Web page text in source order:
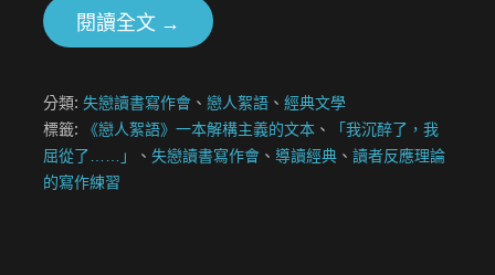
閱讀全文 →
分類: 失戀讀書寫作會 、 戀人絮語 、 經典文學
標籤:
《戀人絮語》一本解構主義的文本 、
「我沉醉了，我
屈從了……」
、 失戀讀書寫作會 、 導讀經典 、 讀者反應理論
的寫作練習